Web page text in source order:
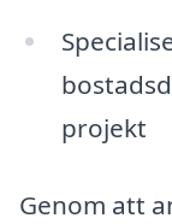
projekt
Genom att